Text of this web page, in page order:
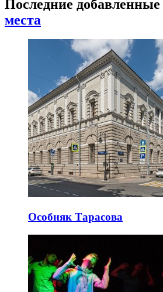
Последние добавленные
места
Особняк Тарасова